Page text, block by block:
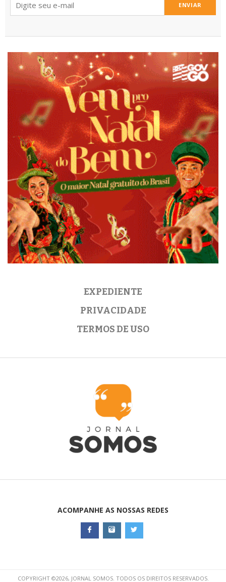
ENVIAR
EXPEDIENTE
PRIVACIDADE
TERMOS DE USO
ACOMPANHE AS NOSSAS REDES
COPYRIGHT ©2026, JORNAL SOMOS. TODOS OS DIREITOS RESERVADOS.